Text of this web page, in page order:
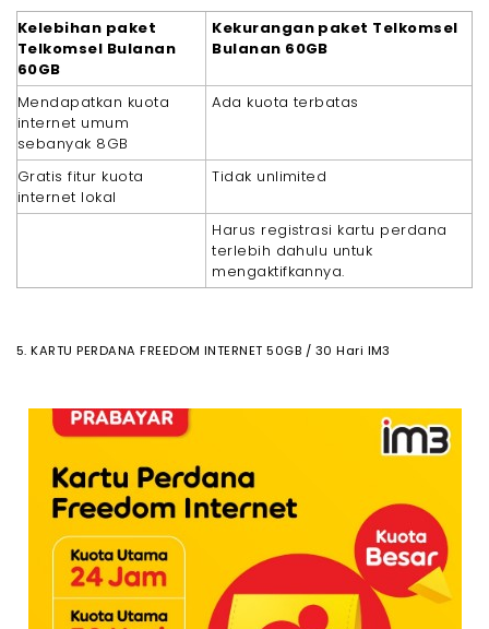
Kelebihan paket
Telkomsel Bulanan
60GB
Kekurangan paket Telkomsel
Bulanan 60GB
Mendapatkan kuota
internet umum
sebanyak 8GB
Ada kuota terbatas
Gratis fitur kuota
internet lokal
Tidak unlimited
Harus registrasi kartu perdana
terlebih dahulu untuk
mengaktifkannya.
5. KARTU PERDANA FREEDOM INTERNET 50GB / 30 Hari IM3